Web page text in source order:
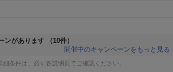
ンがあります
（10件）
開催中のキャンペーンをもっと見る
条件は、必ず各説明頁でご確認ください。